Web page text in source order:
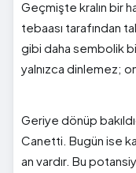
Geçmişte kralın bir
tebaası tarafından
gibi daha sembolik
yalnızca dinlemez;
Geriye dönüp
Canetti. Bugün ise
an vardır. Bu